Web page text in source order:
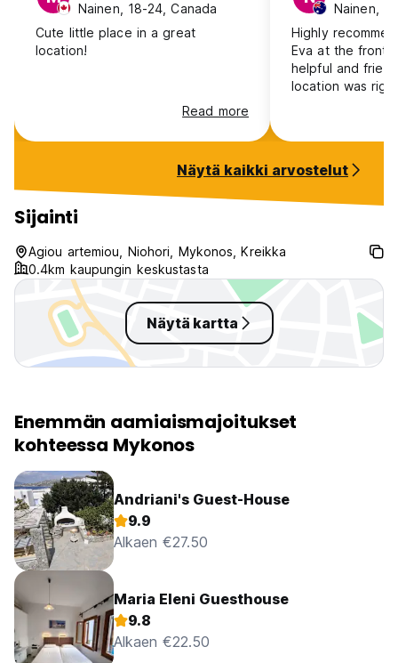
Nainen, 18-24, Canada
Cute little place in a great
location!
Read more
Nainen,
Highly
Eva at the front
helpful and
location was
Näytä kaikki arvostelut
Sijainti
Agiou artemiou, Niohori, Mykonos, Kreikka
0.4km kaupungin keskustasta
Näytä kartta
Enemmän aamiaismajoitukset
kohteessa Mykonos
Andriani's Guest-House
9.9
Alkaen €27.50
Maria Eleni Guesthouse
9.8
Alkaen €22.50